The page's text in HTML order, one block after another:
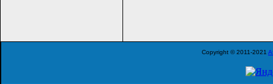
Copyright © 2011-2021